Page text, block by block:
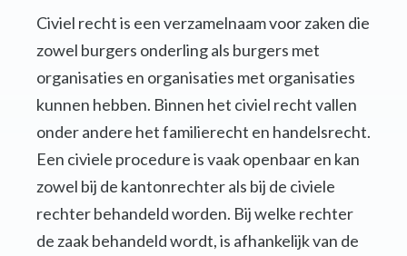
Civiel recht is een verzamelnaam voor zaken die
zowel burgers onderling als burgers met
organisaties en organisaties met organisaties
kunnen hebben. Binnen het civiel recht vallen
onder andere het familierecht en handelsrecht.
Een civiele procedure is vaak openbaar en kan
zowel bij de kantonrechter als bij de civiele
rechter behandeld worden. Bij welke rechter
de zaak behandeld wordt, is afhankelijk van de